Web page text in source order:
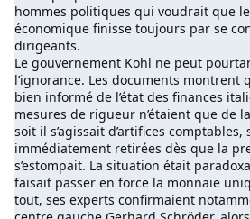
hommes politiques qui voudrait que
économique finisse toujours par se
dirigeants.
Le gouvernement Kohl ne peut
l’ignorance. Les documents montrent
bien informé de l’état des finances
mesures de rigueur n’étaient que de
soit il s’agissait d’artifices
immédiatement retirées dès que la
s’estompait. La situation était
faisait passer en force la monnaie
tout, ses experts confirmaient